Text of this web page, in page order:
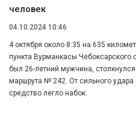
человек
04.10.2024 10:46
4 октября около 8:35 на 635
пункта Вурманкасы Чебоксарского
был 26-летний мужчина,
маршрута № 242. От сильного
средство легло набок.